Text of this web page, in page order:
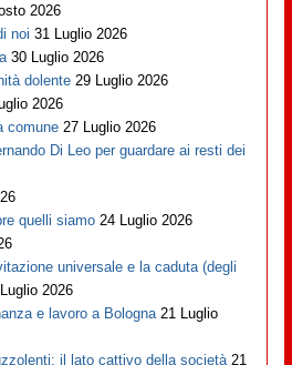
2026
noi 31 Luglio 2026
30 Luglio 2026
dolente 29 Luglio 2026
2026
comune 27 Luglio 2026
Di Leo per guardare ai resti dei
quelli siamo 24 Luglio 2026
universale e la caduta (degli
2026
e lavoro a Bologna 21 Luglio
il lato cattivo della società 21